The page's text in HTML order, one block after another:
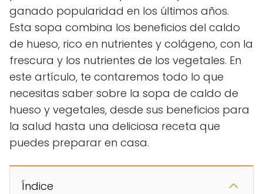
ganado popularidad en los últimos años.
Esta sopa combina los beneficios del caldo
de hueso, rico en nutrientes y colágeno, con la
frescura y los nutrientes de los vegetales. En
este artículo, te contaremos todo lo que
necesitas saber sobre la sopa de caldo de
hueso y vegetales, desde sus beneficios para
la salud hasta una deliciosa receta que
puedes preparar en casa.
Índice